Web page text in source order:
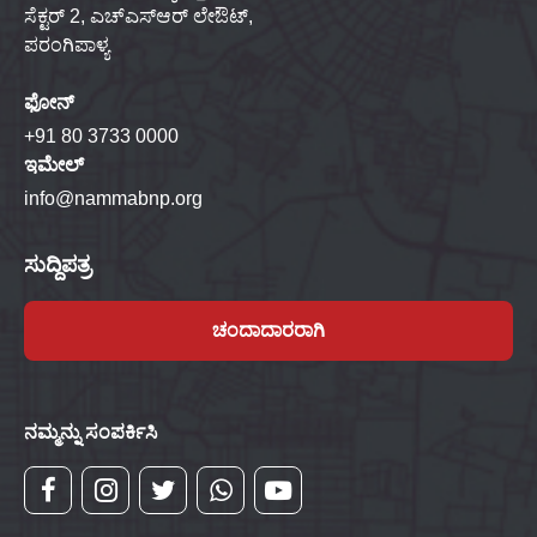
ಸೆಕ್ಟರ್ 2, ಎಚ್‌ಎಸ್‌ಆರ್ ಲೇಔಟ್,
ಪರಂಗಿಪಾಳ್ಯ
ಫೋನ್
+91 80 3733 0000
ಇಮೇಲ್
info@nammabnp.org
ಸುದ್ದಿಪತ್ರ
ಚಂದಾದಾರರಾಗಿ
ನಮ್ಮನ್ನು ಸಂಪರ್ಕಿಸಿ